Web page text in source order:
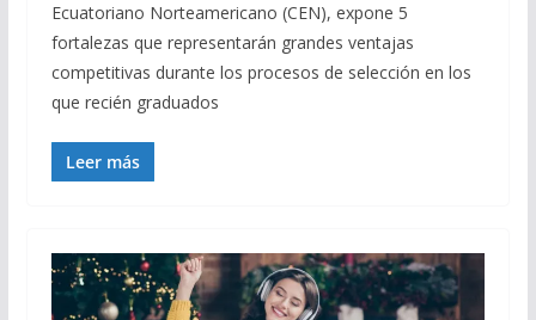
Ecuatoriano Norteamericano (CEN), expone 5
fortalezas que representarán grandes ventajas
competitivas durante los procesos de selección en los
que recién graduados
Leer más